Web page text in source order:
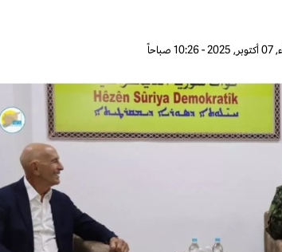
صباحاً